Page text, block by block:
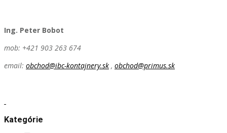
Ing. Peter Bobot
mob: +421 903 263 674
email: obchod@ibc-kontajnery.sk , obchod@primus.sk
Kategórie